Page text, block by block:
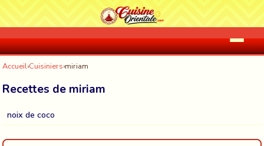
Accueil›Cuisiniers›miriam
Recettes de miriam
noix de coco